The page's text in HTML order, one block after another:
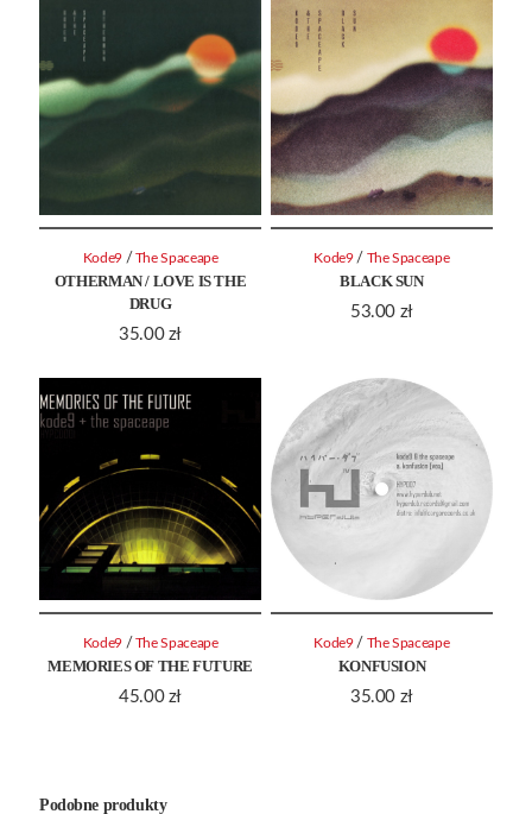
OTHERMAN / LOVE IS THE
DRUG
35.00 zł
Kode9 / The Spaceape
BLACK SUN
53.00 zł
Kode9 / The Spaceape
MEMORIES OF THE FUTURE
45.00 zł
Kode9 / The Spaceape
KONFUSION
35.00 zł
Kode9 / The Spaceape
Podobne produkty